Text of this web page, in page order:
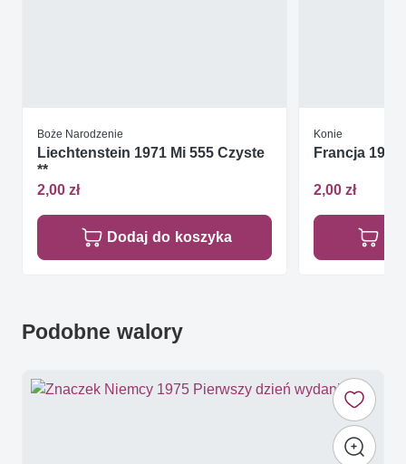
Boże Narodzenie
Liechtenstein 1971 Mi 555 Czyste
**
2,00 zł
Dodaj do koszyka
Konie
Francja 1966
2,00 zł
Podobne walory